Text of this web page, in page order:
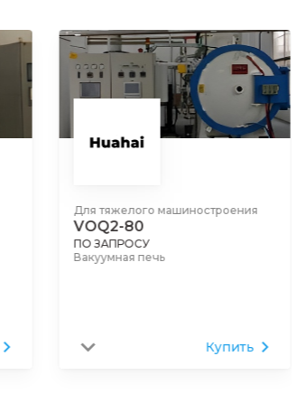
Для тяжелого машиностроения
VOQ2-80
ПО ЗАПРОСУ
Вакуумная печь
Купить